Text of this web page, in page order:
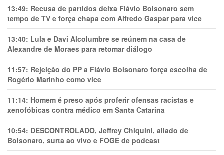
13:49: Recusa de partidos deixa Flávio Bolsonaro sem
tempo de TV e força chapa com Alfredo Gaspar para vice
13:40: Lula e Davi Alcolumbre se reúnem na casa de
Alexandre de Moraes para retomar diálogo
11:57: Rejeição do PP a Flávio Bolsonaro força escolha de
Rogério Marinho como vice
11:14: Homem é preso após proferir ofensas racistas e
xenofóbicas contra médico em Santa Catarina
10:54: DESCONTROLADO, Jeffrey Chiquini, aliado de
Bolsonaro, surta ao vivo e FOGE de podcast